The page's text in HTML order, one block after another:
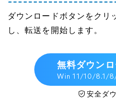
ダウンロードボタンをクリ
し、転送を開始します。
無料ダウンロ
Win 11/10/8.1/
安全ダ